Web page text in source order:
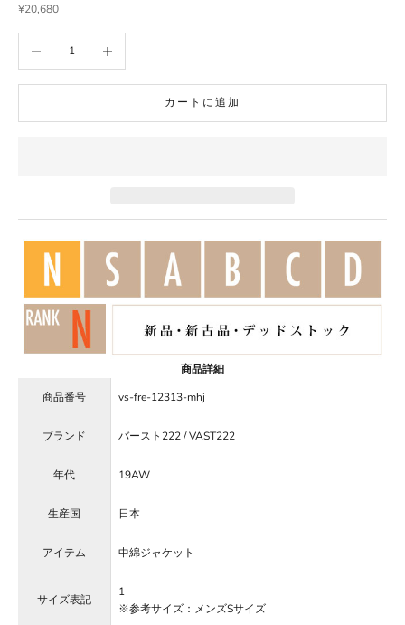
セール価格
¥20,680
カートに追加
商品詳細
商品番号
vs-fre-12313-mhj
ブランド バースト222 / VAST222
年代 19AW
生産国 日本
アイテム 中綿ジャケット
サイズ表記
1
※参考サイズ：メンズSサイズ